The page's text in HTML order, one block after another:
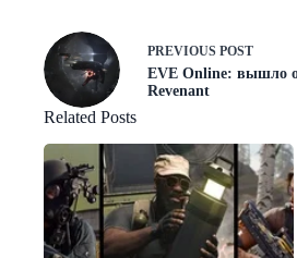
PREVIOUS POST
EVE Online: вышло
Revenant
Related Posts